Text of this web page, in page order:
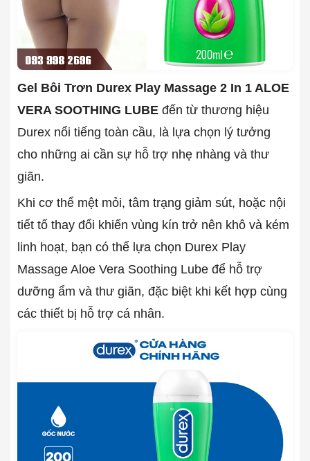
Gel Bôi Trơn Durex Play Massage 2 In 1 ALOE
VERA SOOTHING LUBE đến từ thương hiệu
Durex nổi tiếng toàn cầu, là lựa chọn lý tưởng
cho những ai cần sự hỗ trợ nhẹ nhàng và thư
giãn.
Khi cơ thể mệt mỏi, tâm trạng giảm sút, hoặc nội
tiết tố thay đổi khiến vùng kín trở nên khô và kém
linh hoạt, bạn có thể lựa chọn Durex Play
Massage Aloe Vera Soothing Lube để hỗ trợ
dưỡng ẩm và thư giãn, đặc biệt khi kết hợp cùng
các thiết bị hỗ trợ cá nhân.